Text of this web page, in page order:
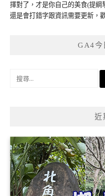
擇對了，才是你自己的美食(提綱
還是會打錯字跟資訊需要更新，
GA4今
近